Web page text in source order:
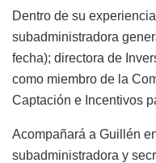
Dentro de su
subadministradora
fecha); directora de
como miembro de la
Captación e Incentivos
Acompañará a Guillén
subadministradora y